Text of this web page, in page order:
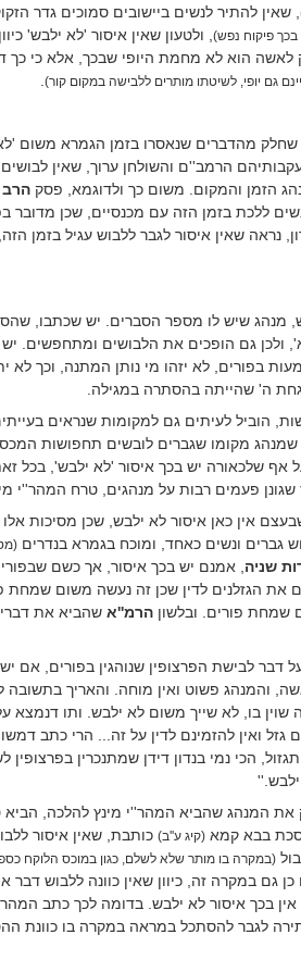
, שאין להתיר לנשים ביישובים סמוכים גדר
בכך פיקוח נפש) , ולטעון שאין איסור 'לא ילבש'
לאשה הוא לא מחמת היופי שבכך, אלא כי כך
גם יופי, לשיטתו מותרים ללבישה במקום קור)
מהדברים שנאסרו בזמן הגמרא משום 'לא
הרמב''ם והשולחן ערוך, שאין
הזמן והמקום. משום כך ולדוגמא, פסק הרב
ללכת בזמן הזה עם מכנסיים, שכן מדובר
נראה שאין איסור לגבר ללבוש עגיל בזמן
מנהג שיש לו מספר הסברים. יש שכתבו,
ולכן גם הופכים את הלבושים ומתחפשים.
בפורים, לא יזהו מי נותן המתנה, וכך לא
ה' שהייתה בהסתרה במגילה.
הוביל לעיתים גם למקומות שנראים
שמנהג מקומו שגברים לובשים תחפושות
שלכאורה יש בכך איסור 'לא ילבש', בכל
פעמים רבות על מנהגים, טרח המהר''י
אין כאן איסור לא ילבש, שכן מסיכות
גברים ונשים כאחד, ומוכח בגמרא בנדרים
שניה , אמנם יש בכך איסור, אך כשם
את הגזלנים לדין שכן זה נעשה משום שמחת
פורים. ובלשון הרמ''א שהביא את
דבר לבישת הפרצופין שנוהגין בפורים, אם
והמנהג פשוט ואין מוחה. והאריך
בו, לא שייך משום לא ילבש. ותו דנמצא
גזל ואין להזמינם לדין על זה... הרי כתב
הכי נמי בנדון דידן שמתנכרין
את המנהג שהביא המהר''י מינץ להלכה,
בבא קמא (קיג ע''ב) כותבת, שאין איסור
(במקרה בו מותר שלא לשלם, כגון במוכס הלוקח
גם במקרה זה, כיוון שאין כוונה ללבוש
בכך איסור לא ילבש. בדומה לכך כתב
לגבר להסתכל במראה במקרה בו כוונת